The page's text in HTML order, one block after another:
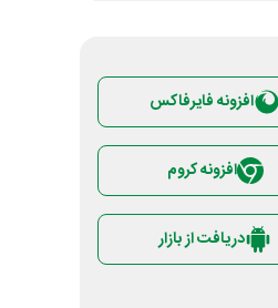
افزونه فایرفاکس
افزونه کروم
دریافت از بازار